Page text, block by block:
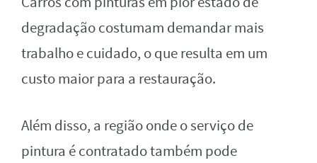
degradação costumam demandar mais
trabalho e cuidado, o que resulta em um
custo maior para a restauração.
Além disso, a região onde o serviço de
pintura é contratado também pode